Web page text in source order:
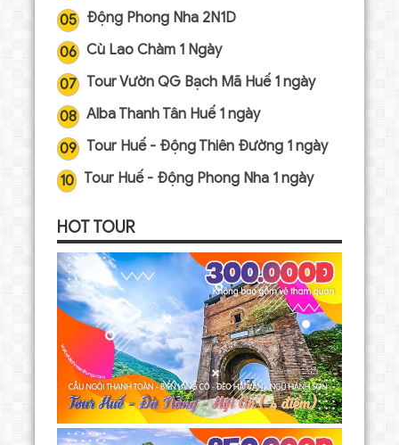
05 Động Phong Nha 2N1D
06 Cù Lao Chàm 1 Ngày
07 Tour Vườn QG Bạch Mã Huế 1 ngày
08 Alba Thanh Tân Huế 1 ngày
09 Tour Huế - Động Thiên Đường 1 ngày
10 Tour Huế - Động Phong Nha 1 ngày
HOT TOUR